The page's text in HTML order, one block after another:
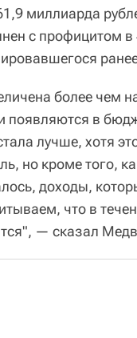
миллиарда
с профицитом
более чем
появляются в
лучше, хотя
но кроме того,
доходы,
что в
— сказал